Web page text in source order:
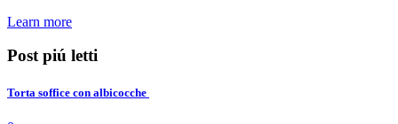
Learn more
Post piú letti
Torta soffice con albicocche